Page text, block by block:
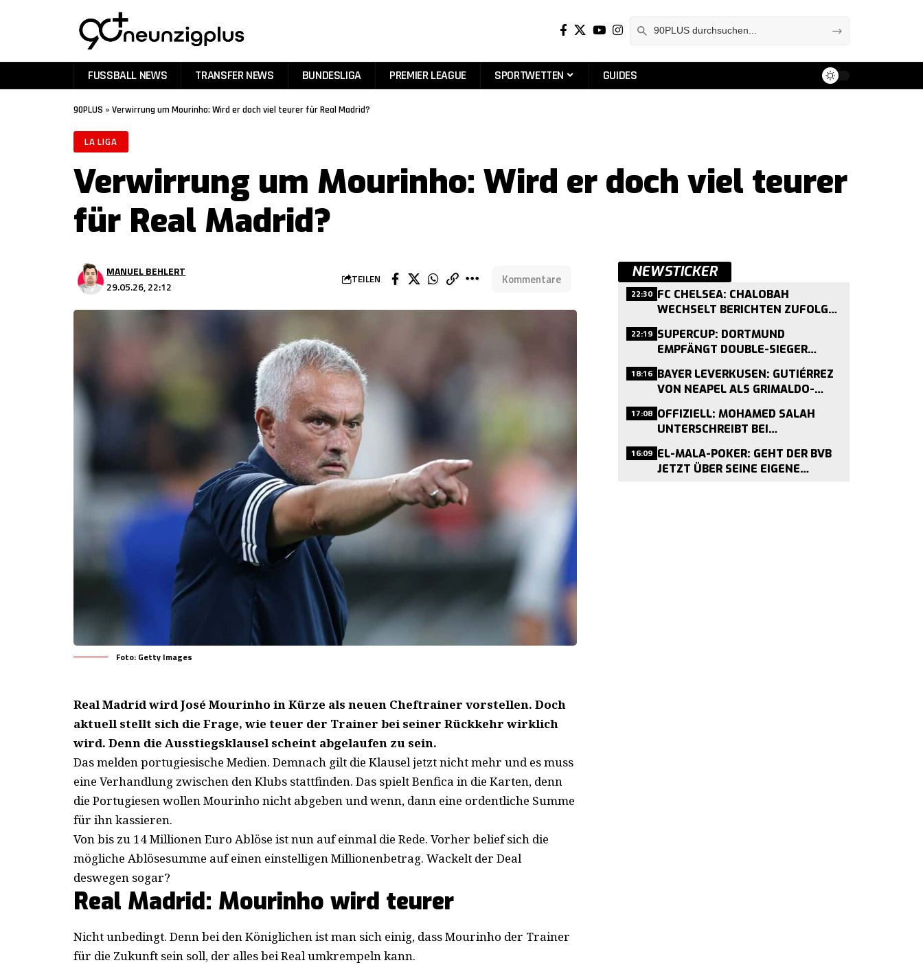
FUSSBALL NEWS TRANSFER NEWS BUNDESLIGA PREMIER LEAGUE SPORTWETTEN GUIDES
90PLUS » Verwirrung um Mourinho: Wird er doch viel teurer für Real Madrid?
LA LIGA
Verwirrung um Mourinho: Wird er doch viel teurer
für Real Madrid?
29.05.26, 22:12
MANUEL BEHLERT
TEILEN Kommentare
Foto: Getty Images
Real Madrid wird José Mourinho in Kürze als neuen Cheftrainer vorstellen. Doch
aktuell stellt sich die Frage, wie teuer der Trainer bei seiner Rückkehr wirklich
wird. Denn die Ausstiegsklausel scheint abgelaufen zu sein.
Das melden portugiesische Medien. Demnach gilt die Klausel jetzt nicht mehr und es muss
eine Verhandlung zwischen den Klubs stattfinden. Das spielt Benfica in die Karten, denn
die Portugiesen wollen Mourinho nicht abgeben und wenn, dann eine ordentliche Summe
für ihn kassieren.
Von bis zu 14 Millionen Euro Ablöse ist nun auf einmal die Rede. Vorher belief sich die
mögliche Ablösesumme auf einen einstelligen Millionenbetrag. Wackelt der Deal
deswegen sogar?
Real Madrid: Mourinho wird teurer
Nicht unbedingt. Denn bei den Königlichen ist man sich einig, dass Mourinho der Trainer
für die Zukunft sein soll, der alles bei Real umkrempeln kann.
NEWSTICKER
22:30 FC CHELSEA: CHALOBAH
WECHSELT BERICHTEN ZUFOLGE
22:19 SUPERCUP: DORTMUND
EMPFÄNGT DOUBLE-SIEGER
18:16 BAYER LEVERKUSEN: GUTIÉRREZ
VON NEAPEL ALS GRIMALDO-
17:08 OFFIZIELL: MOHAMED SALAH
UNTERSCHREIBT BEI
LIVERPOOL-ÄRA
16:09 EL-MALA-POKER: GEHT DER BVB
JETZT ÜBER SEINE EIGENE